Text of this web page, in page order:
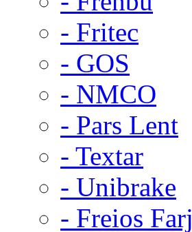
- Fritec
- GOS
- NMCO
- Pars Lent
- Textar
- Unibrake
- Freios Farj